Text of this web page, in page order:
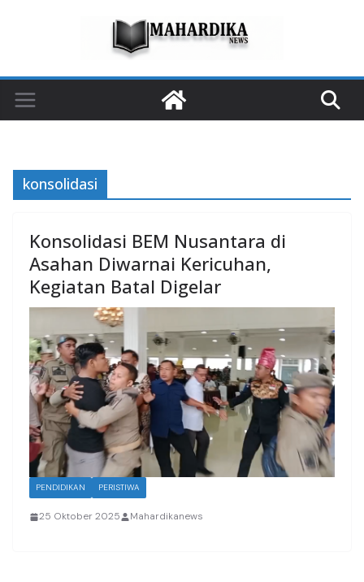
konsolidasi
Konsolidasi BEM Nusantara di
Asahan Diwarnai Kericuhan,
Kegiatan Batal Digelar
PENDIDIKAN PERISTIWA
25 Oktober 2025 Mahardikanews